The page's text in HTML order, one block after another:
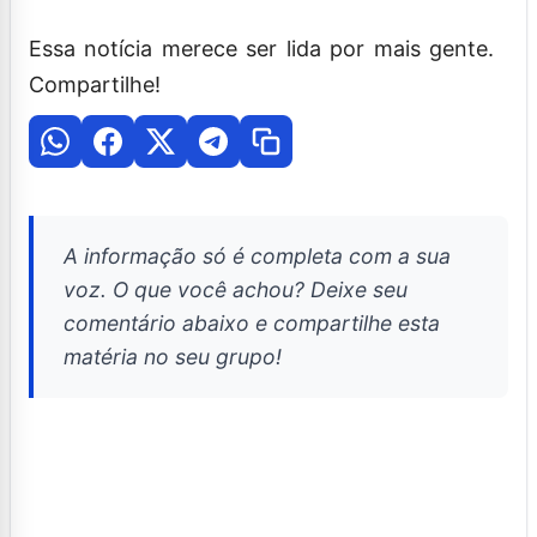
Essa notícia merece ser lida por mais gente.
Compartilhe!
A informação só é completa com a sua
voz. O que você achou? Deixe seu
comentário abaixo e compartilhe esta
matéria no seu grupo!